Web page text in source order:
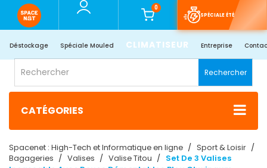
0
SPÉCIALE ÉTÉ
Déstockage Spéciale Mouled CLIMATISEUR Entreprise
Rechercher
CATÉGORIES
Spacenet : High-Tech et Informatique en ligne
Sport & Loisir
Bagageries
Valises Valise Titou
Set De 3 Valises